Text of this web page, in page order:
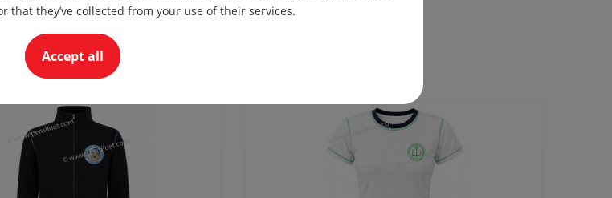
Products
they’ve collected from your use of their services.
Accept all